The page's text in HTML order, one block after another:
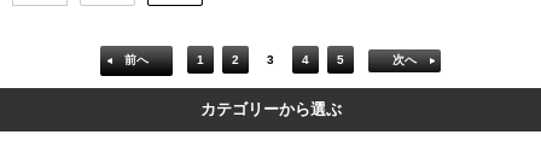
前へ 1 2 3 4 5 次へ
カテゴリーから選ぶ